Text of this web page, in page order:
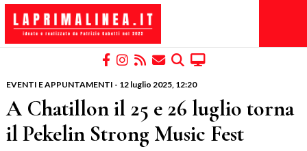
EVENTI E APPUNTAMENTI - 12 luglio 2025, 12:20
A Chatillon il 25 e 26 luglio torna
il Pekelin Strong Music Fest